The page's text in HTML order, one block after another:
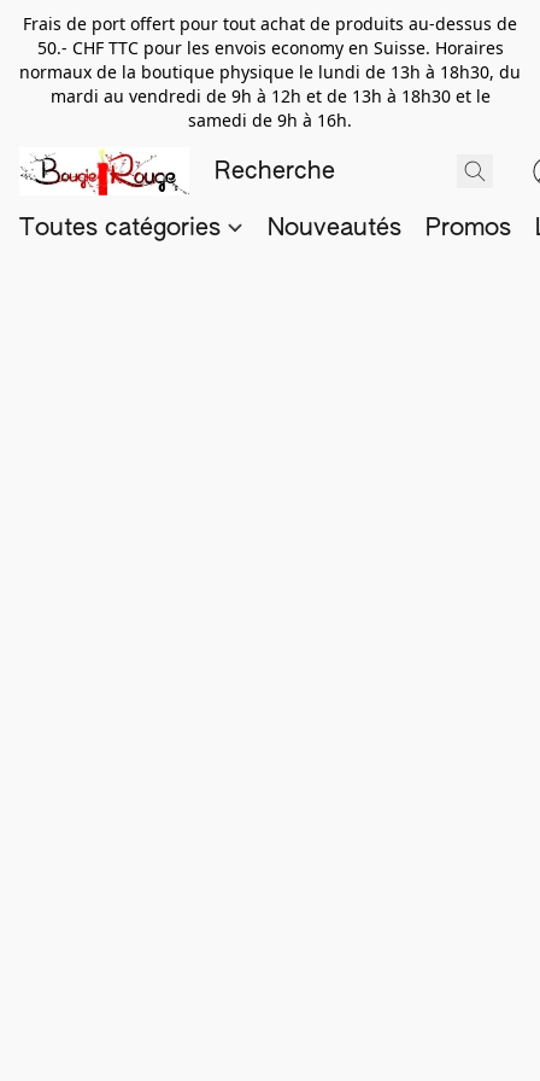
Frais de port offert pour tout achat de produits au-dessus de
50.- CHF TTC pour les envois economy en Suisse. Horaires
normaux de la boutique physique le lundi de 13h à 18h30, du
mardi au vendredi de 9h à 12h et de 13h à 18h30 et le
samedi de 9h à 16h.
Toutes catégories Nouveautés Promos